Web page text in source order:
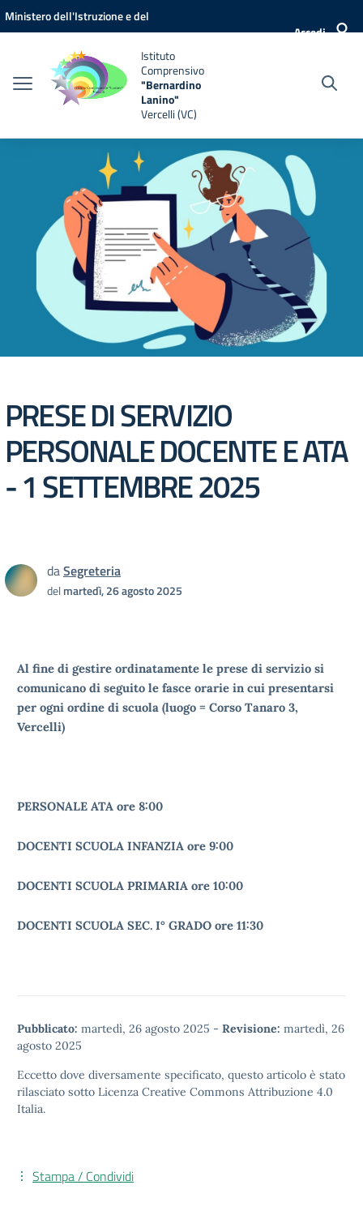
Vai ai contenuti
Vai al menu di navigazione
Vai al footer
Ministero dell'Istruzione e del
Accedi
Istituto
Comprensivo
"Bernardino
Lanino"
Vercelli (VC)
PRESE DI SERVIZIO
PERSONALE DOCENTE E ATA
- 1 SETTEMBRE 2025
daSegreteria
delmartedì, 26 agosto 2025
Al fine di gestire ordinatamente le prese di servizio si
comunicano di seguito le fasce orarie in cui presentarsi
per ogni ordine di scuola (luogo = Corso Tanaro 3,
Vercelli)
PERSONALE ATA ore 8:00
DOCENTI SCUOLA INFANZIA ore 9:00
DOCENTI SCUOLA PRIMARIA ore 10:00
DOCENTI SCUOLA SEC. I° GRADO ore 11:30
Pubblicato: martedì, 26 agosto 2025 - Revisione: martedì, 26
agosto 2025
Eccetto dove diversamente specificato, questo articolo è stato
rilasciato sotto Licenza Creative Commons Attribuzione 4.0
Italia.
Stampa / Condividi